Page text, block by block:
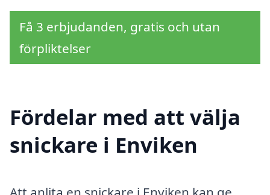
Få 3 erbjudanden, gratis och utan
förpliktelser
Fördelar med att välja
snickare i Enviken